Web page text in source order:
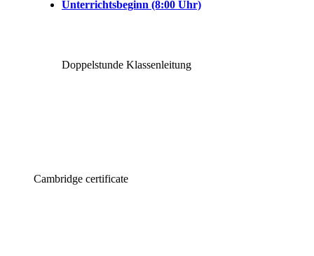
Unterrichtsbeginn (8:00 Uhr)
Doppelstunde Klassenleitung
Cambridge certificate